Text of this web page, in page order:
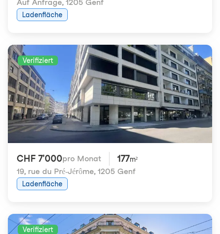
Auf Anfrage, 1205 Genf
Ladenfläche
Verifiziert
CHF 7'000pro Monat 177m²
19, rue du Pré-Jérôme, 1205 Genf
Ladenfläche
Verifiziert